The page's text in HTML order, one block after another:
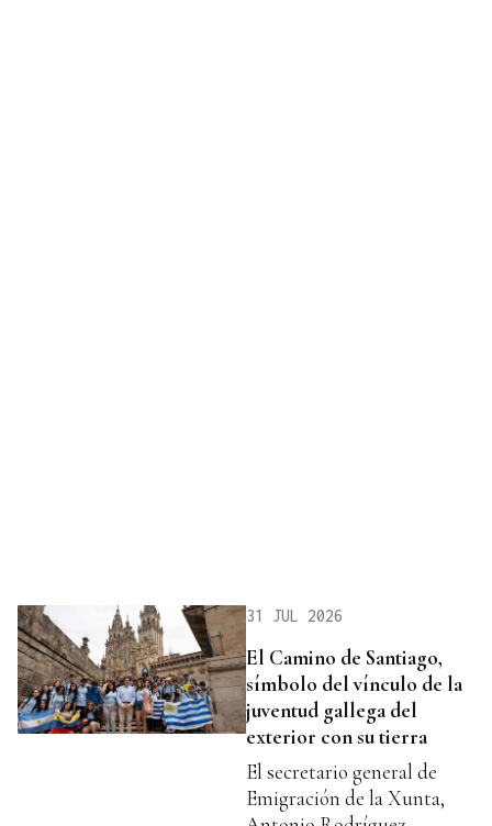
31 JUL 2026
El Camino de Santiago,
símbolo del vínculo de la
juventud gallega del
exterior con su tierra
El secretario general de
Emigración de la Xunta,